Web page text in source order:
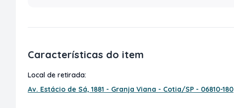
Características do item
Local de retirada:
Av. Estácio de Sá, 1881 - Granja Viana - Cotia/SP - 06810-180